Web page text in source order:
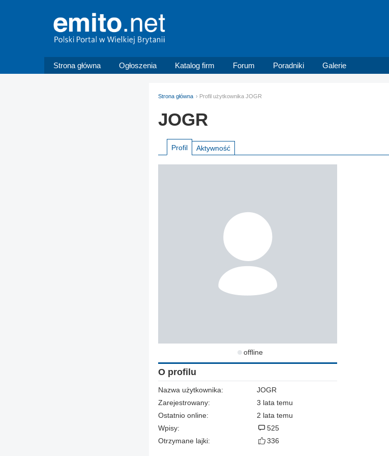
Strona główna Ogłoszenia Katalog firm Forum Poradniki Galerie
Strona główna Profil użytkownika JOGR
JOGR
Profil Aktywność
offline
O profilu
Nazwa użytkownika:
JOGR
Zarejestrowany:
3 lata temu
Ostatnio online:
2 lata temu
Wpisy:
525
Otrzymane lajki:
336